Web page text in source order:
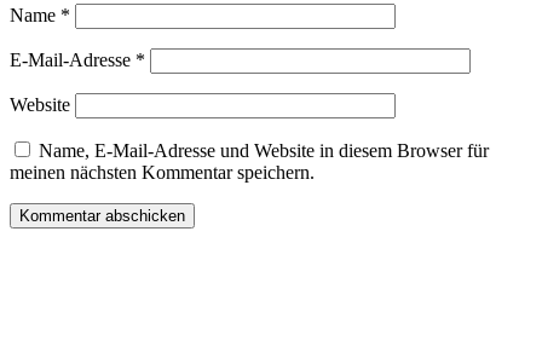
Name *
E-Mail-Adresse *
Website
Name, E-Mail-Adresse und Website in diesem Browser für
meinen nächsten Kommentar speichern.